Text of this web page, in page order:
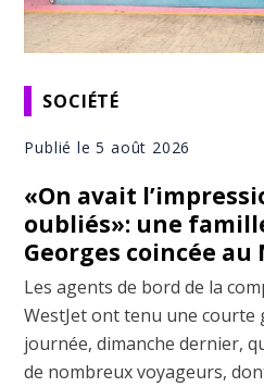
SOCIÉTÉ
Publié le 5 août 2026
«On avait
oubliés»: une
Georges coincée au
Les agents de bord de la
WestJet ont tenu une courte
journée, dimanche dernier,
de nombreux voyageurs,